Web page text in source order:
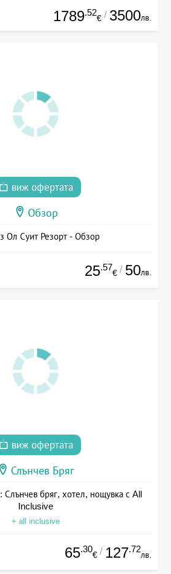
1789.52
€ / 3500лв.
виж офертата
Обзор
Ол Суит Резорт - Обзор
25.57
€ / 50лв.
виж офертата
Слънчев Бряг
Слънчев бряг, хотел, нощувка с All
Inclusive
+ all inclusive
65.30
€ / 127.72
лв.